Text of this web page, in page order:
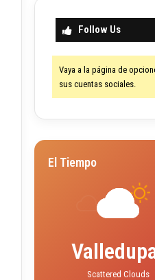
Follow Us
Vaya a la página de
sus cuentas sociales.
El Tiempo
Scattered Clouds